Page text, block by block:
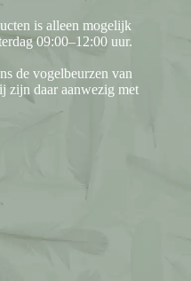
is alleen mogelijk
09:00–12:00 uur.
de vogelbeurzen van
zijn daar aanwezig met